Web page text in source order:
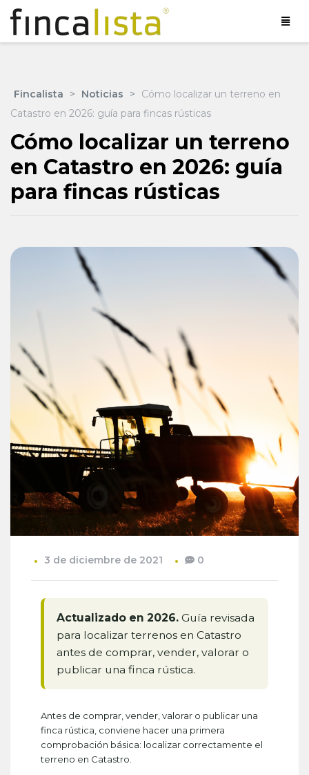
Fincalista > Noticias >
Cómo localizar un terreno en
Catastro en 2026: guía para fincas rústicas
Cómo localizar un terreno
en Catastro en 2026: guía
para fincas rústicas
3 de diciembre de 2021 0
Actualizado en 2026. Guía revisada
para localizar terrenos en Catastro
antes de comprar, vender, valorar o
publicar una finca rústica.
Antes de comprar, vender, valorar o publicar una
finca rústica, conviene hacer una primera
comprobación básica: localizar correctamente el
terreno en Catastro.